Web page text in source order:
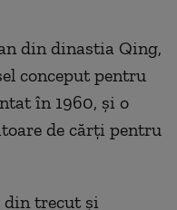
din dinastia Qing,
conceput pentru
în 1960, şi o
de cărţi pentru
din trecut şi